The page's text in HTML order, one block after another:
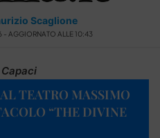
Scaglione
- AGGIORNATO ALLE 10:43
TEATRO MASSIMO
“THE DIVINE